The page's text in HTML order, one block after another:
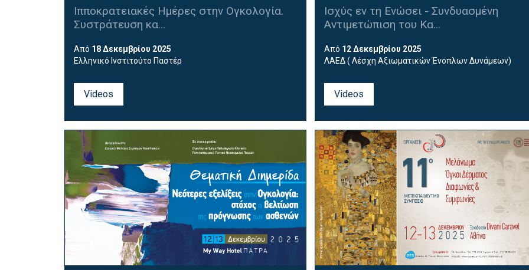
Ιπποκρατειακές Ημέρες στην Ογκολογία.
Συστράτευση κα...
Από 18 Δεκεμβρίου 2025
Ελληνικό Ινστιτούτο Παστέρ
Videos
Ισχύς εν τη Ενώσει - Συνδυασμένη
Αντιμετώπιση του Κα...
Από 12 Δεκεμβρίου 2025
ΛΑΕΔ ( Λέσχη Αξιωματικών Ένοπλων Δυνάμεων)
Videos